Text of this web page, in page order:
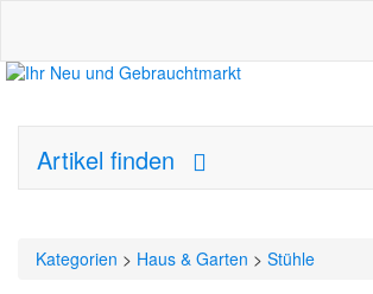
Artikel finden
Kategorien > Haus & Garten > Stühle